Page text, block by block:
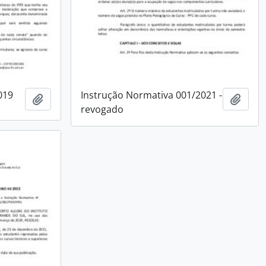
Adicionar à área de transferência
Instrução Normativa 001/2021 -
revogado